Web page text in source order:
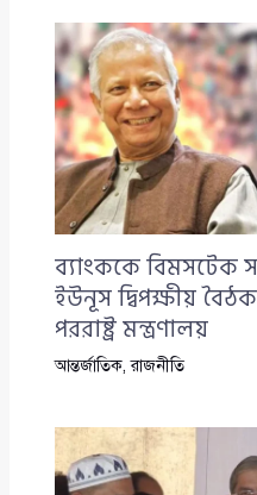
ব্যাংককে বিমসটেক
ইউনূস দ্বিপক্ষীয়
পররাষ্ট্র মন্ত্রণালয়
আন্তর্জাতিক,রাজনীতি